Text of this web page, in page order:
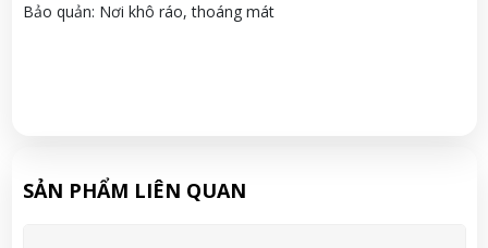
Bảo quản: Nơi khô ráo, thoáng mát
SẢN PHẨM LIÊN QUAN